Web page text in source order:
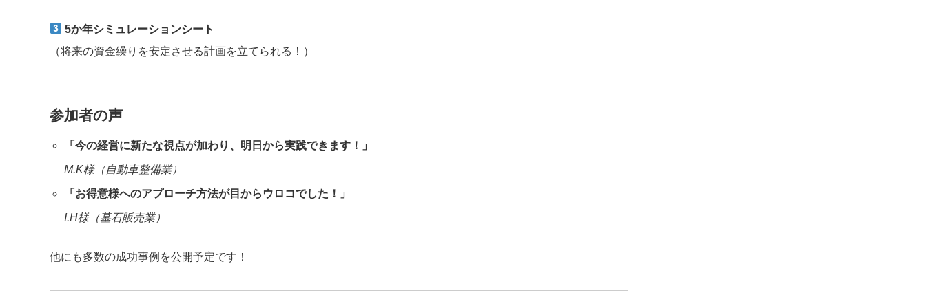
5か年シミュレーションシート
（将来の資金繰りを安定させる計画を立てられる！）
参加者の声
「今の経営に新たな視点が加わり、明日から実践できます！」
M.K様（自動車整備業）
「お得意様へのアプローチ方法が目からウロコでした！」
I.H様（墓石販売業）
他にも多数の成功事例を公開予定です！